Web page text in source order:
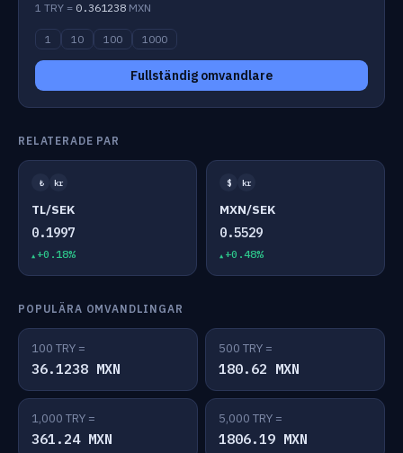
1 TRY = 0.361238 MXN
1 10 100 1000
Fullständig omvandlare
RELATERADE PAR
₺ kr
TL/SEK
0.1997
+0.18%
$ kr
MXN/SEK
0.5529
+0.48%
POPULÄRA OMVANDLINGAR
100 TRY =
36.1238 MXN
500 TRY =
180.62 MXN
1,000 TRY =
361.24 MXN
5,000 TRY =
1806.19 MXN